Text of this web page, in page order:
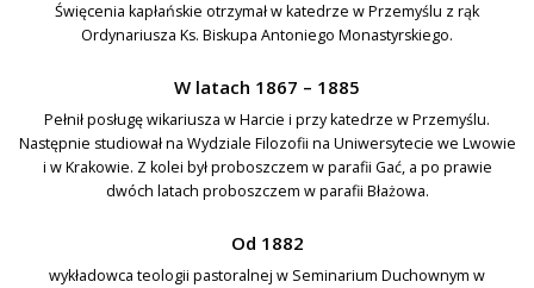
Święcenia kapłańskie otrzymał w katedrze w Przemyślu z rąk
Ordynariusza Ks. Biskupa Antoniego Monastyrskiego.
W latach 1867 – 1885
Pełnił posługę wikariusza w Harcie i przy katedrze w Przemyślu.
Następnie studiował na Wydziale Filozofii na Uniwersytecie we Lwowie
i w Krakowie. Z kolei był proboszczem w parafii Gać, a po prawie
dwóch latach proboszczem w parafii Błażowa.
Od 1882
wykładowca teologii pastoralnej w Seminarium Duchownym w